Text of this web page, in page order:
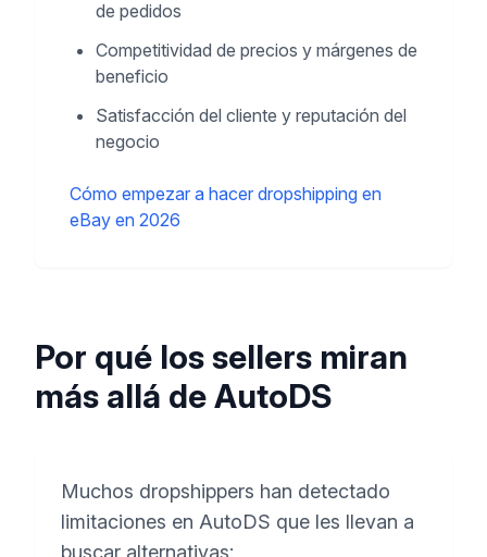
de pedidos
Competitividad de precios y márgenes de
beneficio
Satisfacción del cliente y reputación del
negocio
Cómo empezar a hacer dropshipping en
eBay en 2026
Por qué los sellers miran
más allá de AutoDS
Muchos dropshippers han detectado
limitaciones en AutoDS que les llevan a
buscar alternativas: